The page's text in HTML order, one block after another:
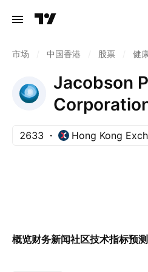
市场 中国香港 股票 健
Jacobson
2633 Hong Kong
概览财务新闻社区技术指标预测